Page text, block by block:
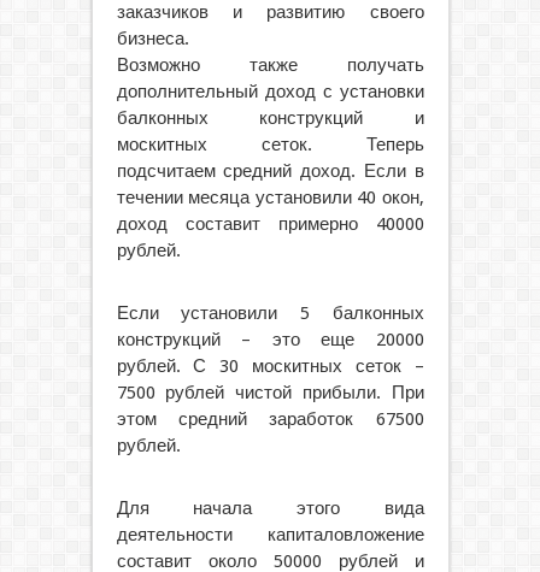
заказчиков и развитию своего
бизнеса.
Возможно также получать
дополнительный доход с установки
балконных конструкций и
москитных сеток. Теперь
подсчитаем средний доход. Если в
течении месяца установили 40 окон,
доход составит примерно 40000
рублей.
Если установили 5 балконных
конструкций – это еще 20000
рублей. С 30 москитных сеток –
7500 рублей чистой прибыли. При
этом средний заработок 67500
рублей.
Для начала этого вида
деятельности капиталовложение
составит около 50000 рублей и